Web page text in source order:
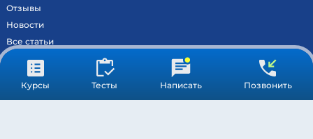
Курсы Тесты Написать Позвонить
Отзывы
Новости
Все статьи
Контакты
Вход на образовательный портал
Сведения